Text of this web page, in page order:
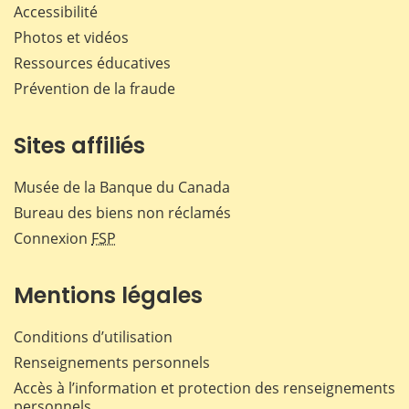
Accessibilité
Photos et vidéos
Ressources éducatives
Prévention de la fraude
Sites affiliés
Musée de la Banque du Canada
Bureau des biens non réclamés
Connexion FSP
Mentions légales
Conditions d’utilisation
Renseignements personnels
Accès à l’information et protection des renseignements